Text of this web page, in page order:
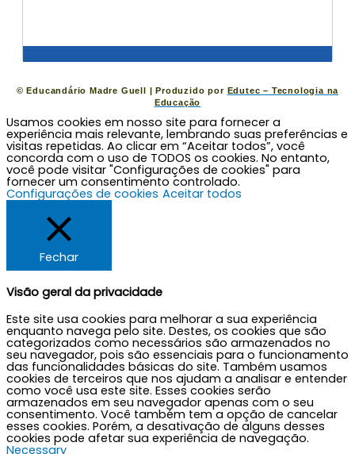
©Educandário Madre Guell | Produzido por Edutec – Tecnologia na
Educação
Usamos cookies em nosso site para fornecer a
experiência mais relevante, lembrando suas preferências e
visitas repetidas. Ao clicar em “Aceitar todos”, você
concorda com o uso de TODOS os cookies. No entanto,
você pode visitar "Configurações de cookies" para
fornecer um consentimento controlado.
Configurações de cookies Aceitar todos
Fechar
Visão geral da privacidade
Este site usa cookies para melhorar a sua experiência
enquanto navega pelo site. Destes, os cookies que são
categorizados como necessários são armazenados no
seu navegador, pois são essenciais para o funcionamento
das funcionalidades básicas do site. Também usamos
cookies de terceiros que nos ajudam a analisar e entender
como você usa este site. Esses cookies serão
armazenados em seu navegador apenas com o seu
consentimento. Você também tem a opção de cancelar
esses cookies. Porém, a desativação de alguns desses
cookies pode afetar sua experiência de navegação.
Necessary